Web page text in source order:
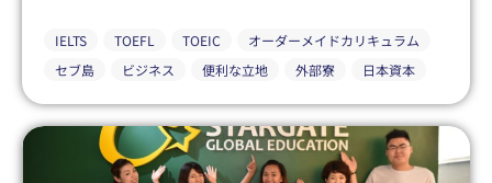
IELTS TOEFL TOEIC
オーダーメイドカリキュラム
セブ島
ビジネス 便利な立地 外部寮 日本資本